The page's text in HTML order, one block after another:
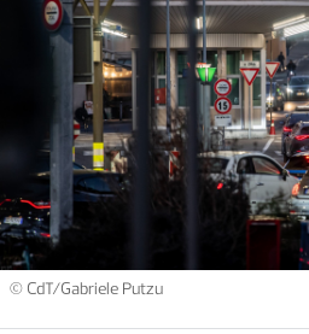
© CdT/Gabriele Putzu